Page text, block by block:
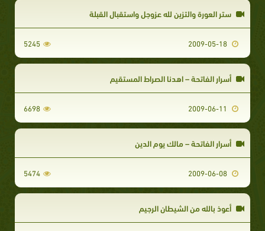
ستر العورة والتزين لله عزوجل واستقبال القبلة
5245
أسرار الفاتحة – اهدنا الصراط المستقيم
6698
أسرار الفاتحة – مالك يوم الدين
5474
أعوذ بالله من الشيطان الرجيم